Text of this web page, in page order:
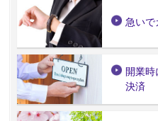
急いで
開業時
決済